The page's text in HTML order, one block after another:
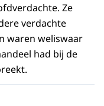
Ze
verdachte
waren weliswaar
had bij de